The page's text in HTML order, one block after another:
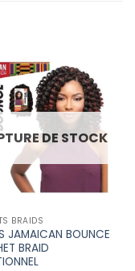
DE STOCK
BRAIDS
JAMAICAN BOUNCE
BRAID